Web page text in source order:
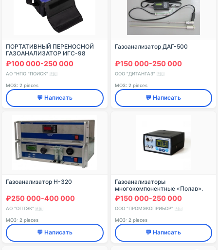
ПОРТАТИВНЫЙ ПЕРЕНОСНОЙ
ГАЗОАНАЛИЗАТОР ИГС-98
КОМЕТА-М
₽100 000-250 000
АО "НПО "ПОИСК" 🇷🇺
МОЗ: 2 pieces
💬 Написать
Газоанализатор ДАГ-500
₽150 000-250 000
ООО "ДИТАНГАЗ" 🇷🇺
МОЗ: 2 pieces
💬 Написать
Газоанализатор Н-320
₽250 000-400 000
АО "ОПТЭК" 🇷🇺
МОЗ: 2 pieces
💬 Написать
Газоанализаторы
многокомпонентные «Полар»,
модели «Полар», модификации
«Полар Т»
₽150 000-250 000
ООО "ПРОМЭКОПРИБОР" 🇷🇺
МОЗ: 2 pieces
💬 Написать